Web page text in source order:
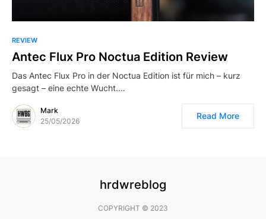
REVIEW
Antec Flux Pro Noctua Edition Review
Das Antec Flux Pro in der Noctua Edition ist für mich – kurz
gesagt – eine echte Wucht.…
Mark
25/05/2026
Read More
hrdwreblog
COPYRIGHT © 2023